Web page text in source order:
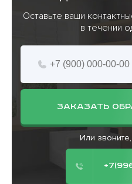
Оставьте ваши
в течении
ЗАКАЗАТЬ
Или